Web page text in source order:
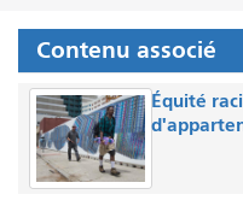
Contenu associé
Équité